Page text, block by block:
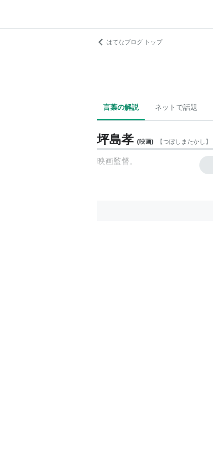
はてなブログ トップ
言葉の解説 ネットで話題
坪島孝 (映画) 【つぼしまたかし 】
映画監督。